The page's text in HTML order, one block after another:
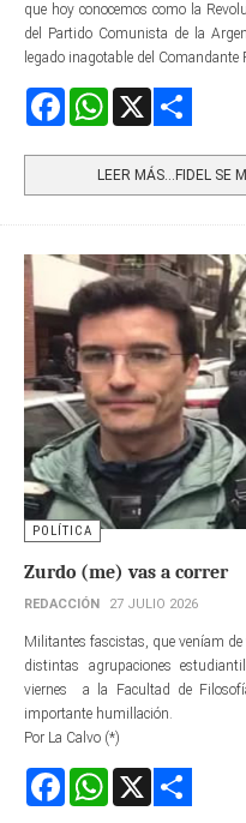
que hoy conocemos como la
del Partido Comunista de la
legado inagotable del Comandante
FacebookWhatsApp
LEER MÁS…FIDEL SE
POLÍTICA
Zurdo (me) vas a correr
REDACCIÓN 27 JULIO 2026
Militantes fascistas, que veníam
distintas agrupaciones
viernes a la Facultad de
importante humillación.
Por La Calvo (*)
FacebookWhatsApp